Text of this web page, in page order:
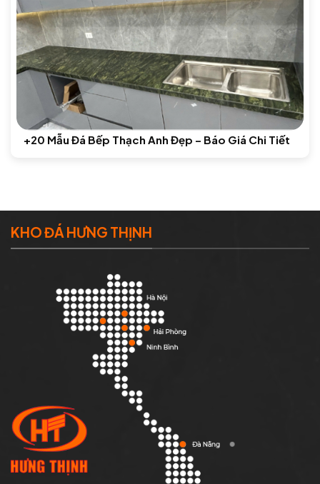
+20 Mẫu Đá Bếp Thạch Anh Đẹp – Báo Giá Chi Tiết
KHO ĐÁ HƯNG THỊNH